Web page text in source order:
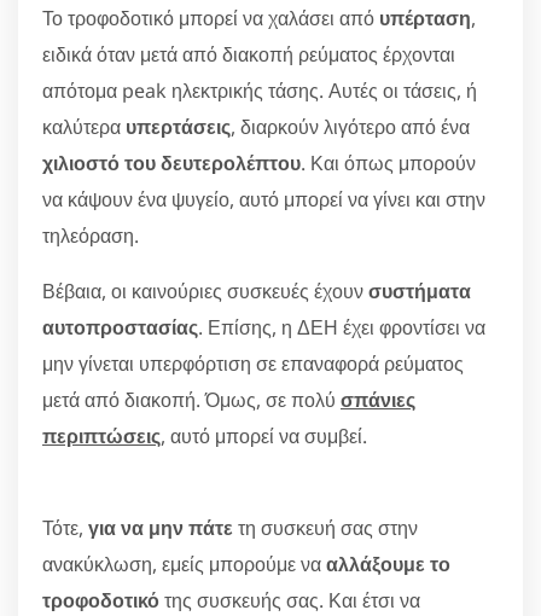
Το τροφοδοτικό μπορεί να χαλάσει από υπέρταση,
ειδικά όταν μετά από διακοπή ρεύματος έρχονται
απότομα peak ηλεκτρικής τάσης. Αυτές οι τάσεις, ή
καλύτερα υπερτάσεις, διαρκούν λιγότερο από ένα
χιλιοστό του δευτερολέπτου. Και όπως μπορούν
να κάψουν ένα ψυγείο, αυτό μπορεί να γίνει και στην
τηλεόραση.
Βέβαια, οι καινούριες συσκευές έχουνσυστήματα
αυτοπροστασίας. Επίσης, η ΔΕΗ έχει φροντίσει να
μην γίνεται υπερφόρτιση σε επαναφορά ρεύματος
μετά από διακοπή. Όμως, σε πολύ σπάνιες
περιπτώσεις, αυτό μπορεί να συμβεί.
Τότε, για να μην πάτε τη συσκευή σας στην
ανακύκλωση, εμείς μπορούμε νααλλάξουμε το
τροφοδοτικότης συσκευής σας. Και έτσι να